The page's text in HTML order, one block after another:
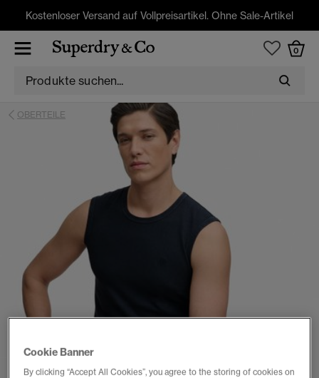
Kostenloser Versand auf Vollpreisartikel. Ohne Sale-Artikel
0
OBERTEILE
Cookie Banner
By clicking “Accept All Cookies”, you agree to the storing of cookies on